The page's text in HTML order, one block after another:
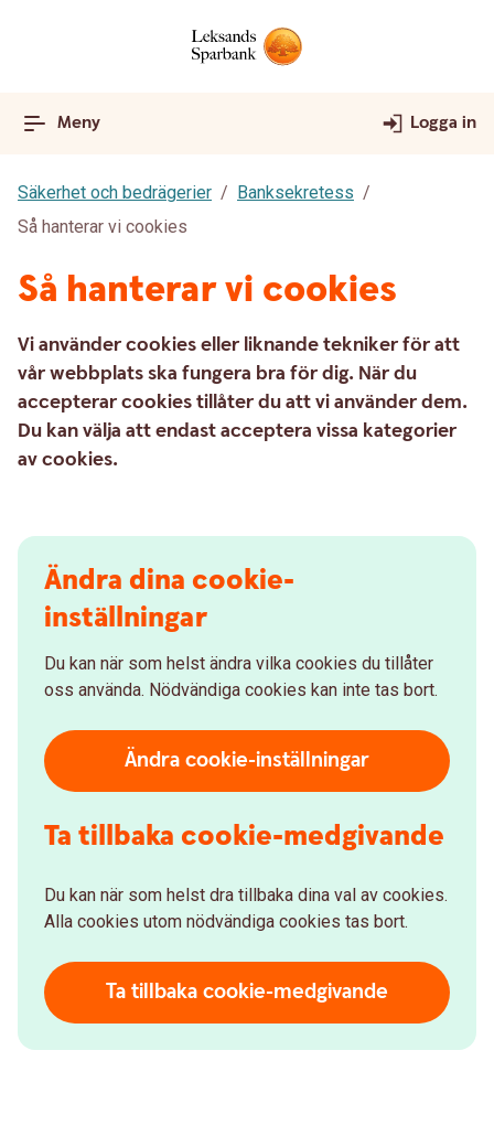
Meny Logga in
Säkerhet och bedrägerier
Banksekretess
Så hanterar vi cookies
Så hanterar vi cookies
Vi använder cookies eller liknande tekniker för att
vår webbplats ska fungera bra för dig. När du
accepterar cookies tillåter du att vi använder dem.
Du kan välja att endast acceptera vissa kategorier
av cookies.
Ändra dina cookie-
inställningar
Du kan när som helst ändra vilka cookies du tillåter
oss använda. Nödvändiga cookies kan inte tas bort.
Ändra cookie-inställningar
Ta tillbaka cookie-medgivande
Du kan när som helst dra tillbaka dina val av cookies.
Alla cookies utom nödvändiga cookies tas bort.
Ta tillbaka cookie-medgivande